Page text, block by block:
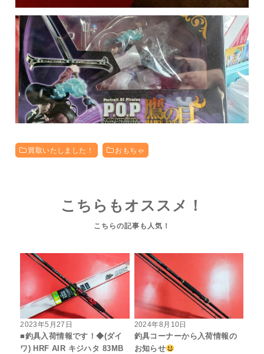
買取いたしました！ おもちゃ
こちらもオススメ！
2023年5月27日
■釣具入荷情報です！◆(ダイ
ワ) HRF AIR キジハタ 83MB
2024年8月10日
釣具コーナーから入荷情報の
お知らせ